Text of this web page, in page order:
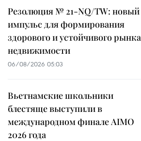
Резолюция № 21-NQ/TW: новый
импульс для формирования
здорового и устойчивого рынка
недвижимости
06/08/2026 05:03
Вьетнамские школьники
блестяще выступили в
международном финале AIMO
2026 года